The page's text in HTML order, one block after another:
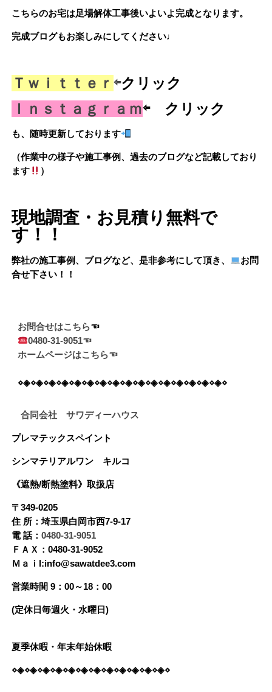
こちらのお宅は足場解体工事後いよいよ完成となります。
完成ブログもお楽しみにしてください♩
Ｔｗｉｔｔｅｒ ⇦クリック
Ｉｎｓｔａｇｒａｍ⇦ クリック
も、随時更新しております
（作業中の様子や施工事例、過去のブログなど記載しており
ます
）
現地調査・お見積り無料で
す！！
弊社の施工事例、ブログなど、是非参考にして頂き、
お問
合せ下さい！！
お問合せはこちら
0480-31-9051☜
ホームページはこちら☜
⋄◈⋄◈⋄◈⋄◈⋄◈⋄◈⋄◈⋄◈⋄◈⋄◈⋄◈⋄◈⋄◈⋄◈⋄◈⋄◈⋄
合同会社 サワディーハウス
プレマテックスペイント
シンマテリアルワン キルコ
《遮熱/断熱塗料》 取扱店
〒349-0205
住 所：埼玉県白岡市西7-9-17
電 話： 0480-31-9051
ＦＡＸ：0480-31-9052
Ｍａｉl:info@sawatdee3.com
営業時間 9：00～18：00
(定休日毎週火・水曜日)
夏季休暇・年末年始休暇
⋄◈⋄◈⋄◈⋄◈⋄◈⋄◈⋄◈⋄◈⋄◈⋄◈⋄◈⋄◈⋄